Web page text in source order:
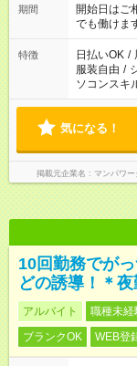
週40時間超
間以上勤務
（日雇い派
案内が難し
期間
開始日は
でも働けま
特徴 日払いOK /
服装自由 /
ソコンスキ
気になる！
掲載元企業名 マンパワ
10回勤務でが
どの誘導！＊夜
アルバイト 職種未経
ブランクOK
WEB登